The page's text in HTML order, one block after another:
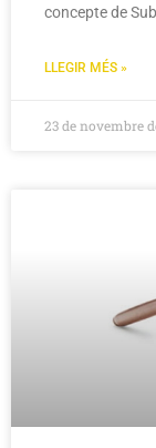
concepte de
LLEGIR MÉS »
23 de novembre